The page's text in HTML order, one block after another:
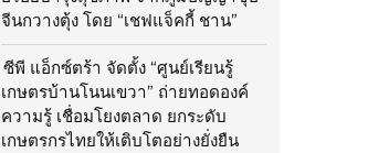
จีนกวางตุ้ง โดย “เชฟแจ็คกี้ ชาน”
ซีพี แอ็กซ์ตร้า จัดตั้ง “ศูนย์เรียนรู้
เกษตรบ้านโนนเขวา” ถ่ายทอดองค์
ความรู้ เชื่อมโยงตลาด ยกระดับ
เกษตรกรไทยให้เติบโตอย่างยั่งยืน